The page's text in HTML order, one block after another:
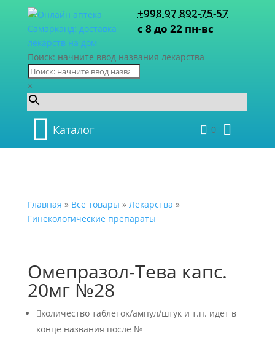
+998 97 892-75-57
с 8 до 22 пн-вс
Поиск: начните ввод названия лекарства
×
Каталог 0
Главная » Все товары » Лекарства »
Гинекологические препараты
Омепразол-Тева капс.
20мг №28
количество таблеток/ампул/штук и т.п. идет в
конце названия после №